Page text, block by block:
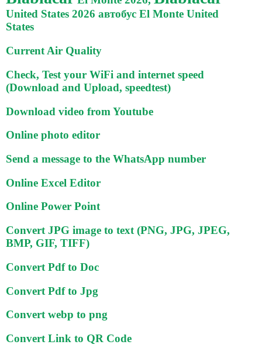
United States 2026 автобус El Monte United
States
Current Air Quality
Check, Test your WiFi and internet speed
(Download and Upload, speedtest)
Download video from Youtube
Online photo editor
Send a message to the WhatsApp number
Online Excel Editor
Online Power Point
Convert JPG image to text (PNG, JPG, JPEG,
BMP, GIF, TIFF)
Convert Pdf to Doc
Convert Pdf to Jpg
Convert webp to png
Convert Link to QR Code